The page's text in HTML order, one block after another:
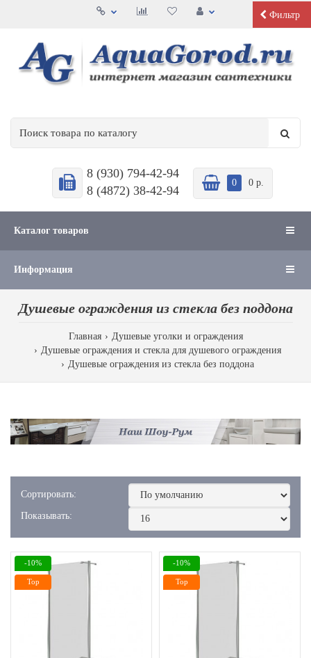
Фильтр
8 (930) 794-42-94
8 (4872) 38-42-94
0 0 р.
Каталог товаров
Информация
Душевые ограждения из стекла без поддона
Главная
Душевые уголки и ограждения
Душевые ограждения и стекла для душевого ограждения
Душевые ограждения из стекла без поддона
Сортировать:
Показывать:
-10%
Top
-10%
Top